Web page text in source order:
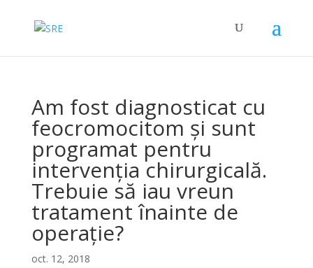
Am fost diagnosticat cu
feocromocitom și sunt
programat pentru
intervenția chirurgicală.
Trebuie să iau vreun
tratament înainte de
operație?
oct. 12, 2018